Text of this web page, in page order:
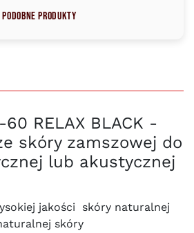
Podobne produkty
60 RELAX BLACK -
skóry zamszowej do
lub akustycznej
jakości skóry naturalnej
skóry